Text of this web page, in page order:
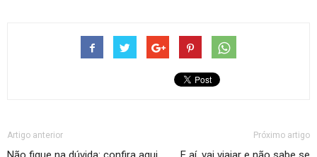
Artigo anterior Próximo artigo